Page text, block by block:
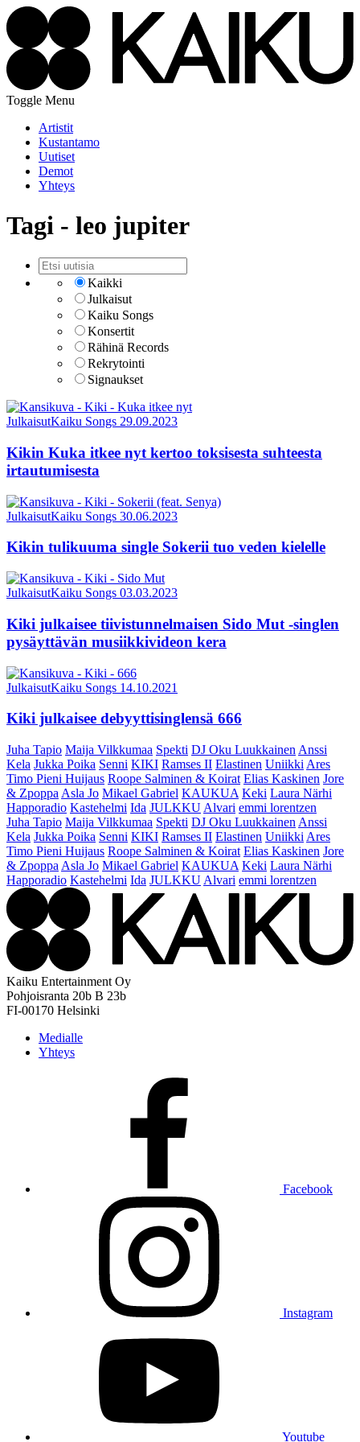
Toggle Menu
Artistit
Kustantamo
Uutiset
Demot
Yhteys
Tagi - leo jupiter
Kaikki
Julkaisut
Kaiku Songs
Konsertit
Rähinä Records
Rekrytointi
Signaukset
JulkaisutKaiku Songs 29.09.2023
Kikin Kuka itkee nyt kertoo toksisesta suhteesta
irtautumisesta
JulkaisutKaiku Songs 30.06.2023
Kikin tulikuuma single Sokerii tuo veden kielelle
JulkaisutKaiku Songs 03.03.2023
Kiki julkaisee tiivistunnelmaisen Sido Mut -singlen
pysäyttävän musiikkivideon kera
JulkaisutKaiku Songs 14.10.2021
Kiki julkaisee debyyttisinglensä 666
Juha Tapio Maija Vilkkumaa Spekti DJ Oku Luukkainen Anssi
Kela Jukka Poika Senni KIKI Ramses II Elastinen Uniikki Ares
Timo Pieni Huijaus Roope Salminen & Koirat Elias Kaskinen Jore
& Zpoppa Asla Jo Mikael Gabriel KAUKUA Keki Laura Närhi
Happoradio Kastehelmi Ida JULKKU Alvari emmi lorentzen
Juha Tapio Maija Vilkkumaa Spekti DJ Oku Luukkainen Anssi
Kela Jukka Poika Senni KIKI Ramses II Elastinen Uniikki Ares
Timo Pieni Huijaus Roope Salminen & Koirat Elias Kaskinen Jore
& Zpoppa Asla Jo Mikael Gabriel KAUKUA Keki Laura Närhi
Happoradio Kastehelmi Ida JULKKU Alvari emmi lorentzen
Kaiku Entertainment Oy
Pohjoisranta 20b B 23b
FI-00170 Helsinki
Medialle
Yhteys
Facebook
Instagram
Youtube